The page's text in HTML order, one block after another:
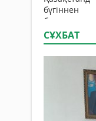
СҰХБАТ